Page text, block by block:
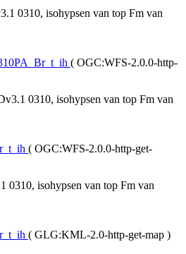
0310, isohypsen van top Fm van
( OGC:WFS-2.0.0-http-
0310, isohypsen van top Fm van
( OGC:WFS-2.0.0-http-get-
0310, isohypsen van top Fm van
( GLG:KML-2.0-http-get-map )